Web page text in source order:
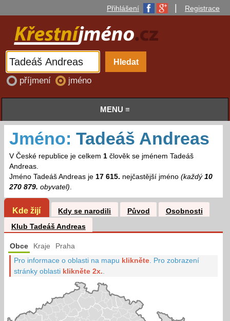
Přihlášení Registrace
příjmení jméno
MENU ≡
Jméno: Tadeáš Andreas
V České republice je celkem 1člověk se jménem Tadeáš
Andreas.
Jméno Tadeáš Andreas je 17 615. nejčastější jméno (každý 10
270 879. obyvatel).
Kde žijí Kdy se narodili Původ
Osobnosti
Klub Tadeáš Andreas
Obce Kraje Praha
Pro informace o oblasti na mapu klikněte Pro zobrazení
stránky oblasti klikněte 2x.